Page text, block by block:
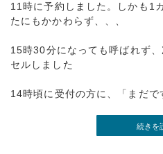
11時に予約しました。しかも1
たにもかかわらず、、、
15時30分になっても呼ばれず
セルしました
14時頃に受付の方に、「まだで
続きを